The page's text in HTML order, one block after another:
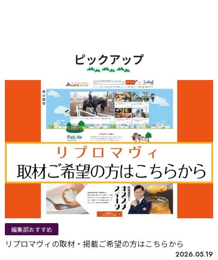
ピックアップ
編集部おすすめ
リプロマヴィの取材・掲載ご希望の方はこちらから
2026.05.19